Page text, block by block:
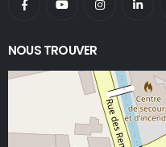
NOUS TROUVER